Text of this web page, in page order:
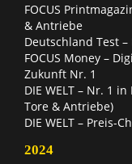
FOCUS
& Antriebe
Deutschland Test
FOCUS Money –
Zukunft Nr. 1
DIE WELT – Nr. 1
Tore & Antriebe)
DIE WELT – Preis-
2024